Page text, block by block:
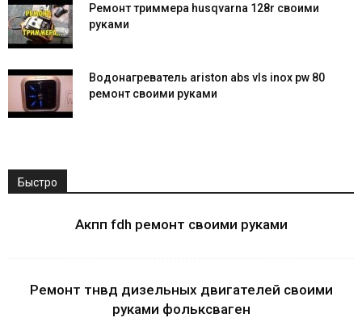
Ремонт триммера husqvarna 128r своими
руками
Водонагреватель ariston abs vls inox pw 80
ремонт своими руками
Быстро
Акпп fdh ремонт своими руками
Ремонт тнвд дизельных двигателей своими
руками фольксваген